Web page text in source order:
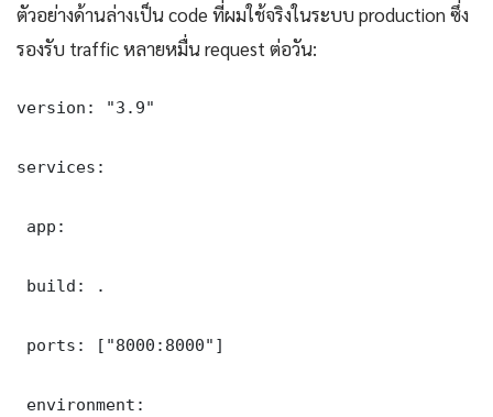
ตัวอย่างด้านล่างเป็น code ที่ผมใช้จริงในระบบ production ซึ่ง
รองรับ traffic หลายหมื่น request ต่อวัน:
version: "3.9"
services:
app:
build: .
ports: ["8000:8000"]
environment: